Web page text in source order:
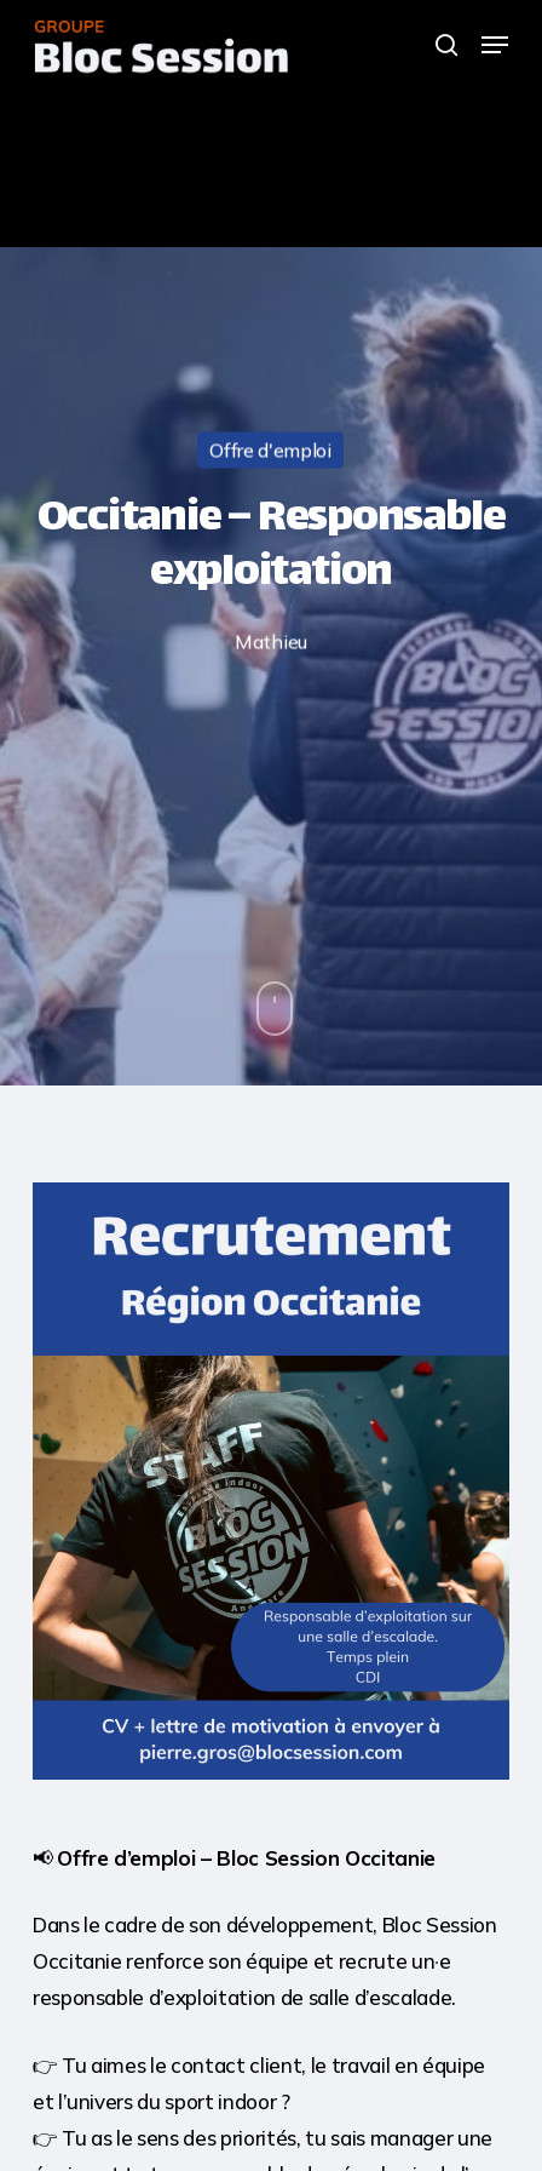
Skip
search
Menu
Offre d'emploi
Occitanie – Responsable
exploitation
Mathieu
📢Offre d’emploi – Bloc Session Occitanie
Dans le cadre de son développement, Bloc Session
Occitanie renforce son équipe et recrute un·e
responsable d’exploitation de salle d’escalade.
👉 Tu aimes le contact client, le travail en équipe
et l’univers du sport indoor ?
👉 Tu as le sens des priorités, tu sais manager une